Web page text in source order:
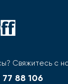
Свяжитесь с
77 88 106